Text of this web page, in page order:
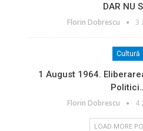
DAR NU
Florin Dobrescu 3
Cultură
1 August 1964.
Florin Dobrescu 4
LOAD MORE